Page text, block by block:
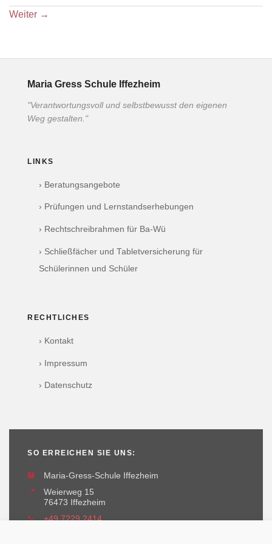
Weiter →
Maria Gress Schule Iffezheim
"Verantwortungsvoll und selbstbewusst den eigenen
Weg gestalten."
LINKS
› Beratungsangebote
› Prüfungen und Lernstandserhebungen
› Rechtschreibrahmen für Ba-Wü
› Schließfächer und Tabletversicherung für
Schülerinnen und Schüler
RECHTLICHES
› Kontakt
› Impressum
› Datenschutz
SO ERREICHEN SIE UNS:
🏫
Maria-Gress-Schule Iffezheim
📍
Weierweg 15
76473 Iffezheim
📞
+49 7229 2414